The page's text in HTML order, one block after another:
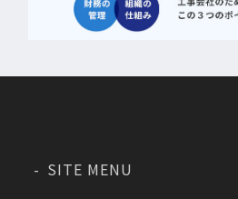
SITE MENU